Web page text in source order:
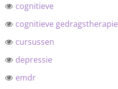
cognitieve
cognitieve gedragstherapie
cursussen
depressie
emdr